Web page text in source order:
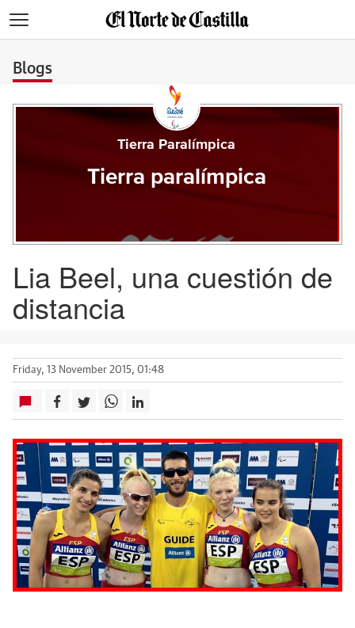
Blogs
Tierra Paralímpica
Tierra paralímpica
Lia Beel, una cuestión de
distancia
Friday, 13 November 2015, 01:48